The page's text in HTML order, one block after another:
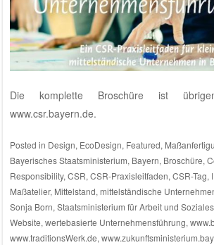
Die komplette Broschüre ist
www.csr.bayern.de.
Posted in Design, EcoDesign, Featured,
Bayerisches Staatsministerium, Bayern, Broschüre,
Responsibility, CSR, CSR-Praxisleitfaden, CSR-Tag,
Maßatelier, Mittelstand, mittelständische
Sonja Born, Staatsministerium für Arbeit und Soziales
Website, wertebasierte Unternehmensführung,
www.traditionsWerk.de,